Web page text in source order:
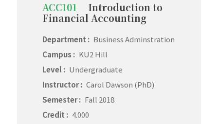
ACC101
Introduction to
Financial Accounting
Department : Business Adminstration
Campus : KU2 Hill
Level : Undergraduate
Instructor : Carol Dawson (PhD)
Semester : Fall 2018
Credit : 4.000